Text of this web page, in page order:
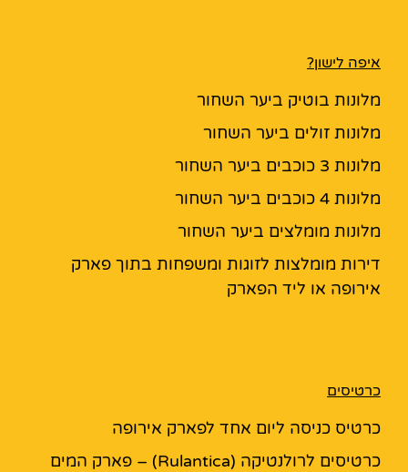
איפה לישון?
מלונות בוטיק ביער השחור
מלונות זולים ביער השחור
מלונות 3 כוכבים ביער השחור
מלונות 4 כוכבים ביער השחור
מלונות מומלצים ביער השחור
דירות מומלצות לזוגות ומשפחות בתוך פארק
אירופה או ליד הפארק
כרטיסים
כרטיס כניסה ליום אחד לפארק אירופה
כרטיסים לרולנטיקה (Rulantica) – פארק המים